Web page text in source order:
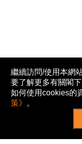
繼續訪問/使用本網
要了解更多有關閣
如何使用cookies的
策》 。